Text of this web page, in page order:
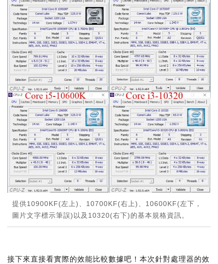
提供10900KF(左上)、10700KF(右上)、10600KF(左下，
圖片文字標示筆誤)以及10320(右下)的基本規格資訊。
接下來直接看實際的效能比較數據吧！本次針對處理器的效